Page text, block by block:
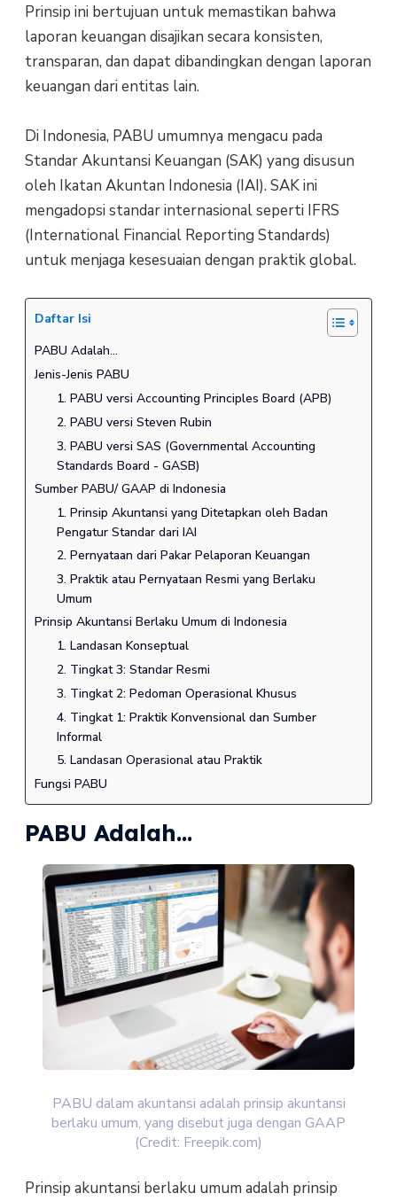
Prinsip ini bertujuan untuk memastikan bahwa
laporan keuangan disajikan secara konsisten,
transparan, dan dapat dibandingkan dengan laporan
keuangan dari entitas lain.
Di Indonesia, PABU umumnya mengacu pada
Standar Akuntansi Keuangan (SAK) yang disusun
oleh Ikatan Akuntan Indonesia (IAI). SAK ini
mengadopsi standar internasional seperti IFRS
(International Financial Reporting Standards)
untuk menjaga kesesuaian dengan praktik global.
Daftar Isi
PABU Adalah...
Jenis-Jenis PABU
1. PABU versi Accounting Principles Board (APB)
2. PABU versi Steven Rubin
3. PABU versi SAS (Governmental Accounting
Standards Board - GASB)
Sumber PABU/ GAAP di Indonesia
1. Prinsip Akuntansi yang Ditetapkan oleh Badan
Pengatur Standar dari IAI
2. Pernyataan dari Pakar Pelaporan Keuangan
3. Praktik atau Pernyataan Resmi yang Berlaku
Umum
Prinsip Akuntansi Berlaku Umum di Indonesia
1. Landasan Konseptual
2. Tingkat 3: Standar Resmi
3. Tingkat 2: Pedoman Operasional Khusus
4. Tingkat 1: Praktik Konvensional dan Sumber
Informal
5. Landasan Operasional atau Praktik
Fungsi PABU
PABU Adalah...
PABU dalam akuntansi adalah prinsip akuntansi
berlaku umum, yang disebut juga dengan GAAP
(Credit: Freepik.com)
Prinsip akuntansi berlaku umum adalah prinsip